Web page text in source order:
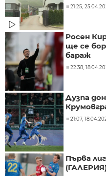
21:25,
Росен
ще се
бараж
22:38,
Дузпа
21:07,
Първа